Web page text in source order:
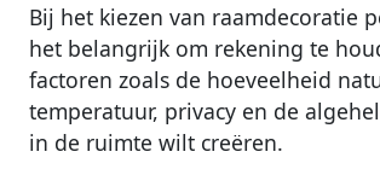
Bij het kiezen van raamdecoratie
het belangrijk om rekening te
factoren zoals de hoeveelheid
temperatuur, privacy en de
in de ruimte wilt creëren.